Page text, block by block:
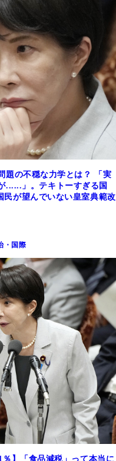
題の不穏な力学とは？ 「実
......」。テキトーすぎる国
民が望んでいない皇室典範改
・国際
％】「食品減税」って本当に